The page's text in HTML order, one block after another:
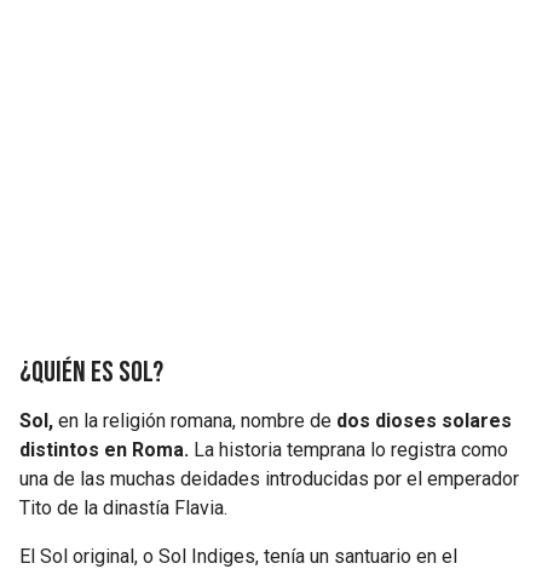
¿Quién es Sol?
Sol, en la religión romana, nombre de dos dioses solares
distintos en Roma. La historia temprana lo registra como
una de las muchas deidades introducidas por el emperador
Tito de la dinastía Flavia.
El Sol original, o Sol Indiges, tenía un santuario en el